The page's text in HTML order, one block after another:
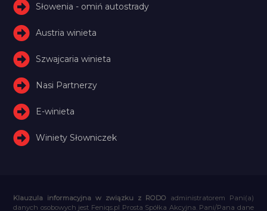
Słowenia - omiń autostrady
Austria winieta
Szwajcaria winieta
Nasi Partnerzy
E-winieta
Winiety Słowniczek
Klauzula informacyjna w związku z RODO administratorem Pani(a)
danych osobowych jest Feniqs.pl Prosta Spółka Akcyjna. Pani/Pana dane